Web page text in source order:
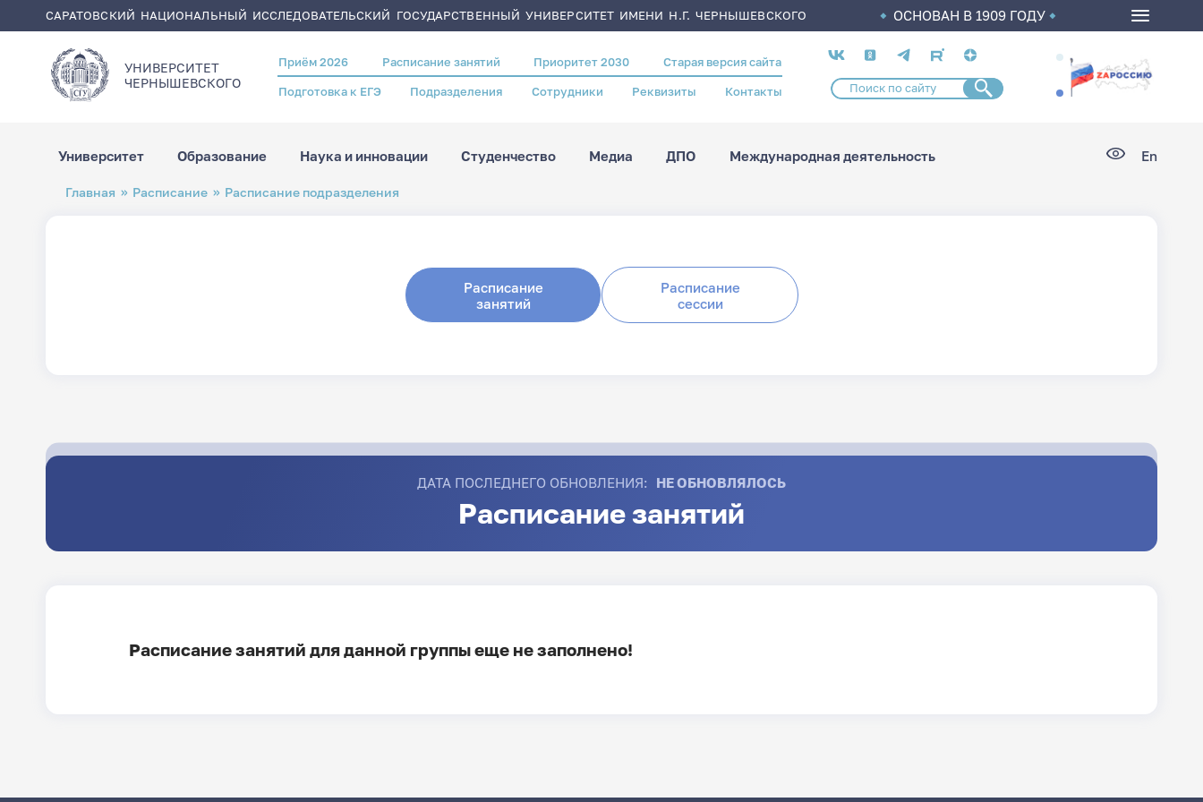
САРАТОВСКИЙ НАЦИОНАЛЬНЫЙ ИССЛЕДОВАТЕЛЬСКИЙ ГОСУДАРСТВЕННЫЙ УНИВЕРСИТЕТ ИМЕНИ Н.Г. ЧЕРНЫШЕВСКОГО ОСНОВАН В 1909 ГОДУ
УНИВЕРСИТЕТ
ЧЕРНЫШЕВСКОГO
Header
menu
Приём 2026 Расписание занятий Приоритет 2030 Старая версия сайта
Подготовка к ЕГЭ Подразделения Сотрудники Реквизиты Контакты
Социальные
сети
Университет Образование Наука и инновации Студенчество Медиа ДПО Международная деятельность En
Строка
навигации
Главная Расписание Расписание подразделения
Расписание
занятий
Расписание
сессии
ДАТА ПОСЛЕДНЕГО ОБНОВЛЕНИЯ: НЕ ОБНОВЛЯЛОСЬ
Расписание занятий
Расписание занятий для данной группы еще не заполнено!